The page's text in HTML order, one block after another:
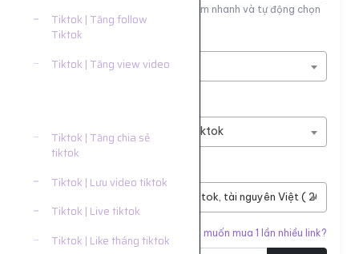
Tiktok | Tăng follow
Tiktok
Tiktok | Tăng view video
Tiktok | Tăng chia sẻ
tiktok
Tiktok | Lưu video tiktok
Tiktok | Live tiktok
Tiktok | Like tháng tiktok
Nhập tên hoặc ID dịch vụ để tìm kiếm nhanh và tự động chọn
Nền tảng
Dịch vụ TikTok
Tiktok | Tăng bình luận tiktok
Bình luận video Tiktok, tài nguyên Việt ( 200-
Bạn muốn mua 1 lần nhiều link?